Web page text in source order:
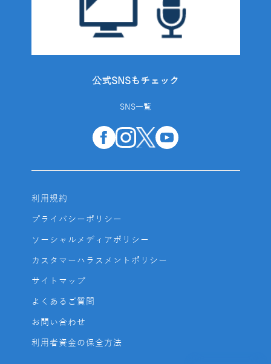
公式SNSもチェック
SNS一覧
利用規約
プライバシーポリシー
ソーシャルメディアポリシー
カスタマーハラスメントポリシー
サイトマップ
よくあるご質問
お問い合わせ
利用者資金の保全方法